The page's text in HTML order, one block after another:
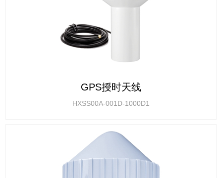
GPS授时天线
HXSS00A-001D-1000D1